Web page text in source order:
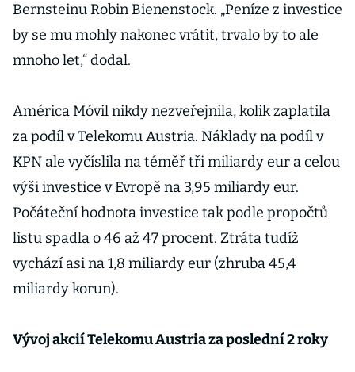
Bernsteinu Robin Bienenstock. „Peníze z investice
by se mu mohly nakonec vrátit, trvalo by to ale
mnoho let,“ dodal.
América Móvil nikdy nezveřejnila, kolik zaplatila
za podíl v Telekomu Austria. Náklady na podíl v
KPN ale vyčíslila na téměř tři miliardy eur a celou
výši investice v Evropě na 3,95 miliardy eur.
Počáteční hodnota investice tak podle propočtů
listu spadla o 46 až 47 procent. Ztráta tudíž
vychází asi na 1,8 miliardy eur (zhruba 45,4
miliardy korun).
Vývoj akcií Telekomu Austria za poslední 2 roky